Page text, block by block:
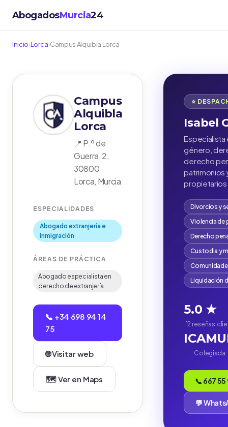
AbogadosMurcia24
Inicio›Lorca›Campus Alquibla Lorca
Campus
Alquibla
Lorca
📍 P.º de
Guerra, 2,
30800
Lorca, Murcia
ESPECIALIDADES
Abogado extranjería e
inmigración
ÁREAS DE PRÁCTICA
Abogado especialista en
derecho de extranjería
📞 +34 698 94 14
75
🌐 Visitar web
🗺️ Ver en Maps
⭐
Isabel
Especialista
género,
derecho
patrimonios
propietarios
Divorcios y
Violencia de
Derecho
Custodia y
Liquidación
5.0 ★
12 reseñas
Colegiada
📞 667 55
💬